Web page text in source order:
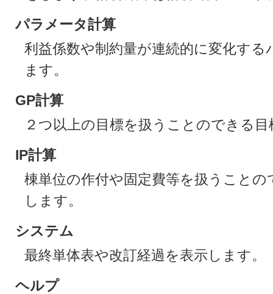
パラメータ計算
利益係数や制約量が連続的に変化す
ます。
GP計算
２つ以上の目標を扱うことのできる
IP計算
棟単位の作付や固定費等を扱うこと
します。
システム
最終単体表や改訂経過を表示します。
ヘルプ